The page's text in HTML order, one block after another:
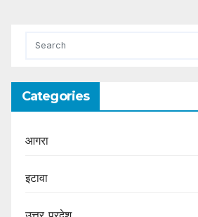
Categories
आगरा
इटावा